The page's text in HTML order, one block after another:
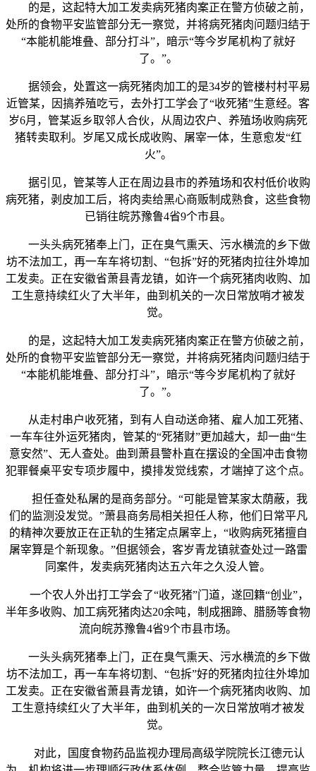
的是，这起特大加工发卖病死猪肉案正在警方侦破之前，
处所的食物平安监管部分无一察觉，并将病死猪肉问题归结于
“本能机能堆叠、部分打斗”，暗示“等今岁尾机构了就好
了。”。
据领会，处置这一病死猪肉加工的是34岁的管楼村村平易
近管某，因搞养殖吃亏，去外打工学会了“收死猪”生意经。客
岁6月，管某返乡取邻人合伙，从周边农户、养殖场收购病死
猪转卖取利。岁尾又成长成收购、屠宰一体，生意愈发“红
火”。
据引见，管某等人正在周边县市的养殖场和农村低价收购
病死猪，剥皮加工后，将肉卖给黑心商贩制成熟食，这些食物
已销往皖苏豫鲁4省9个市县。
一头头病死猪奉上门，正在臭气熏天、污水横流的乡下做
坊不法加工，再一车车将切割、“包拆”好的死猪肉拉往外埠加
工发卖。正在安徽省萧县青龙镇，如许一个病死猪肉收购、加
工生意持续红火了大半年，曲到机关的一次日常放哨才被发
觉。
的是，这起特大加工发卖病死猪肉案正在警方侦破之前，
处所的食物平安监管部分无一察觉，并将病死猪肉问题归结于
“本能机能堆叠、部分打斗”，暗示“等今岁尾机构了就好
了。”。
从走村串户收死猪，到有人自动送命猪、雇人加工死猪、
一车车往外运死猪肉，管某的“死猪财”更加越大，却一曲“生
意安然”、无人查处。曲到萧县警朴直在摆设的全国冲击食物
犯罪餐桌平安专项步履中，摸排发觉线索，才端掉了这个点。
担任查处私屠的是商务部分。“可能是管某家太荫蔽，我
们的监测没发觉。”萧县商务局相关担任人称，他们日常平凡
的精神次要放正在正轨的生猪定点屠宰上，“收购病死猪擅自
屠宰算是个新现象。”但据领会，客岁青龙镇就查处过一路雷
同案件，发卖病死猪肉达五六年之久没人管。
一个农人外出打工学会了“收死猪”门道，遂回籍“创业”，
半年多收购、加工病死猪肉达20余吨，制成捆蹄、腊肠等食物
流向皖苏豫鲁4省9个市县市场。
一头头病死猪奉上门，正在臭气熏天、污水横流的乡下做
坊不法加工，再一车车将切割、“包拆”好的死猪肉拉往外埠加
工发卖。正在安徽省萧县青龙镇，如许一个病死猪肉收购、加
工生意持续红火了大半年，曲到机关的一次日常放哨才被发
觉。
对此，国度食物药品监视办理局高级学院院长江德元认